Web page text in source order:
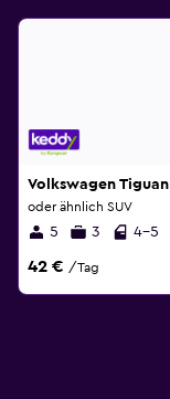
Volkswagen Tiguan
oder ähnlich SUV
5 3 4-5
42 € /Tag